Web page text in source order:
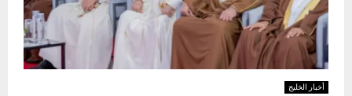
أخبار الخليج